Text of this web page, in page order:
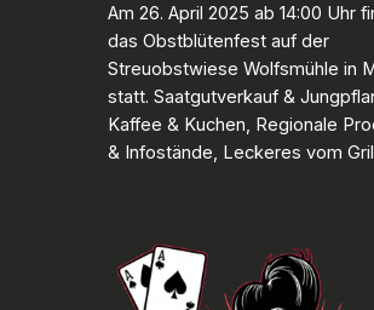
Am 26. April 2025 ab 14:00 Uhr
das Obstblütenfest auf der
Streuobstwiese Wolfsmühle in
statt. Saatgutverkauf &
Kaffee & Kuchen, Regionale
& Infostände, Leckeres vom